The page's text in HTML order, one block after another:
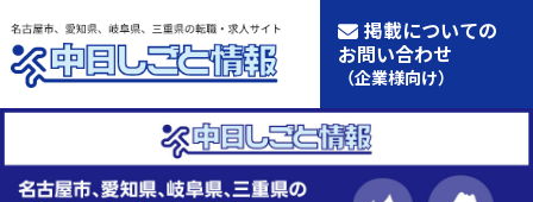
掲載についての
お問い合わせ
（企業様向け）